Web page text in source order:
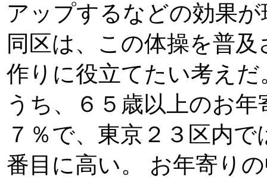
アップするなどの効果
同区は、この体操を普
作りに役立てたい考え
うち、６５歳以上のお
７％で、東京２３区内
番目に高い。 お年寄り